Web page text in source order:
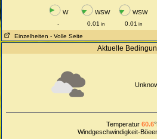
W WSW WSW
-
0.01 in 0.01 in
Einzelheiten - Volle Seite
Aktuelle
Temperatur60.6
Windgeschwindigkeit-